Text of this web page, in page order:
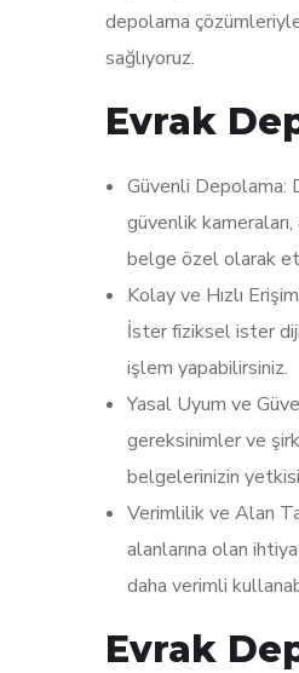
depolama
sağlıyoruz.
Evrak
Güvenli Depolama:
güvenlik
belge özel olarak
Kolay ve Hızlı
İster fiziksel ister
işlem yapabilirsiniz.
Yasal Uyum ve
gereksinimler ve
belgelerinizin
Verimlilik ve Alan
alanlarına olan
daha verimli
Evrak